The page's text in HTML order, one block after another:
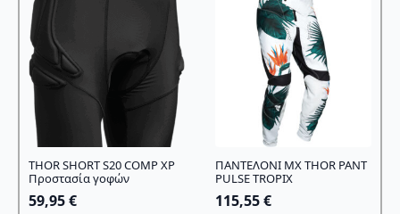
THOR SHORT S20 COMP XP
Προστασία γοφών
59,95€
ΠΑΝΤΕΛΟΝΙ MX THOR PANT
PULSE TROPIX
115,55€